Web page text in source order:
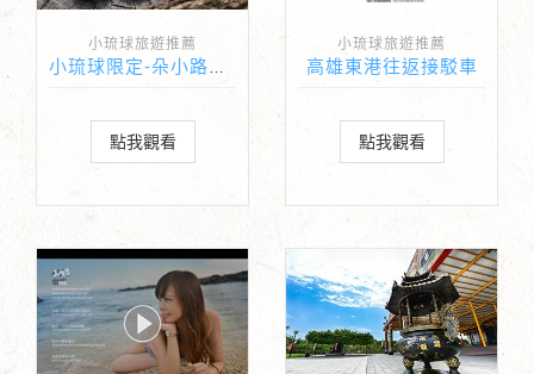
小琉球旅遊推薦
點我觀看
小琉球旅遊推薦
高雄東港往返接駁車
點我觀看